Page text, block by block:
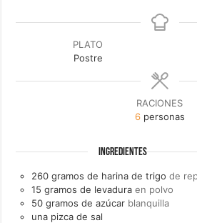
PLATO
Postre
RACIONES
6 personas
INGREDIENTES
260 gramos de harina de trigo de
15 gramos de levadura en polvo
50 gramos de azúcar blanquilla
una pizca de sal